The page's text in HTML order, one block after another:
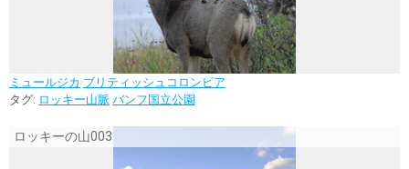
ミュールジカ ブリティッシュコロンビア
タグ: ロッキー山脈 バンフ国立公園
ロッキーの山003